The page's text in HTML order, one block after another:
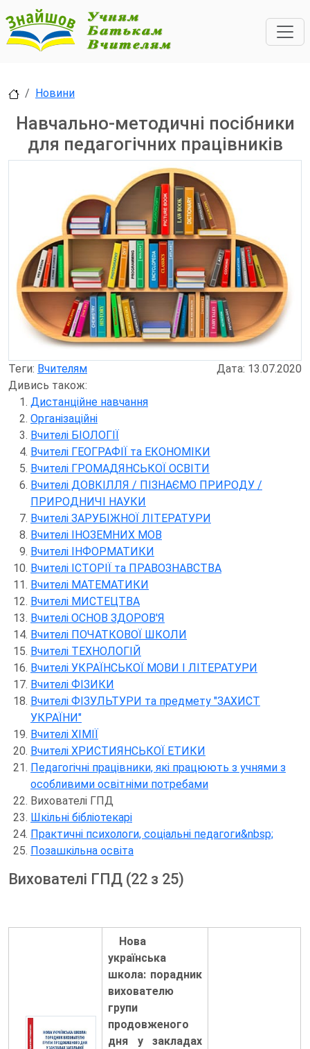
Новини
Навчально-методичні посібники
для педагогічних працівників
Теги: Вчителям
Дата: 13.07.2020
Дивись також:
Дистанційне навчання
Організаційні
Вчителі БІОЛОГІЇ
Вчителі ГЕОГРАФІЇ та ЕКОНОМІКИ
Вчителі ГРОМАДЯНСЬКОЇ ОСВІТИ
Вчителі ДОВКІЛЛЯ / ПІЗНАЄМО ПРИРОДУ /
ПРИРОДНИЧІ НАУКИ
Вчителі ЗАРУБІЖНОЇ ЛІТЕРАТУРИ
Вчителі ІНОЗЕМНИХ МОВ
Вчителі ІНФОРМАТИКИ
Вчителі ІСТОРІЇ та ПРАВОЗНАВСТВА
Вчителі МАТЕМАТИКИ
Вчителі МИСТЕЦТВА
Вчителі ОСНОВ ЗДОРОВ'Я
Вчителі ПОЧАТКОВОЇ ШКОЛИ
Вчителі ТЕХНОЛОГІЙ
Вчителі УКРАЇНСЬКОЇ МОВИ І ЛІТЕРАТУРИ
Вчителі ФІЗИКИ
Вчителі ФІЗУЛЬТУРИ та предмету "ЗАХИСТ
УКРАЇНИ"
Вчителі ХІМІЇ
Вчителі ХРИСТИЯНСЬКОЇ ЕТИКИ
Педагогічні працівники, які працюють з учнями з
особливими освітніми потребами
Вихователі ГПД
Шкільні бібліотекарі
Практичні психологи, соціальні педагоги&nbsp;
Позашкільна освіта
Вихователі ГПД (22 з 25)
Нова
українська
школа: порадник
вихователю
групи
продовженого
дня у закладах